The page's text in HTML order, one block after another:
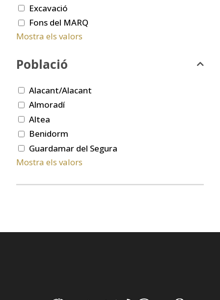
Excavació
Fons del MARQ
Mostra els valors
Població
Alacant/Alacant
Almoradí
Altea
Benidorm
Guardamar del Segura
Mostra els valors